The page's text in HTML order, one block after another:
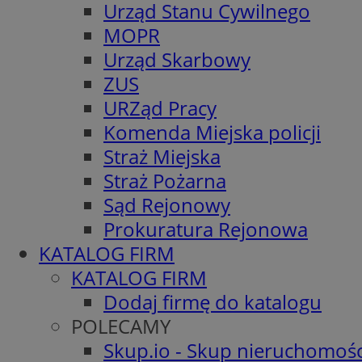
Urząd Stanu Cywilnego
MOPR
Urząd Skarbowy
ZUS
URZąd Pracy
Komenda Miejska policji
Straż Miejska
Straż Pożarna
Sąd Rejonowy
Prokuratura Rejonowa
KATALOG FIRM
KATALOG FIRM
Dodaj firmę do katalogu
POLECAMY
Skup.io - Skup